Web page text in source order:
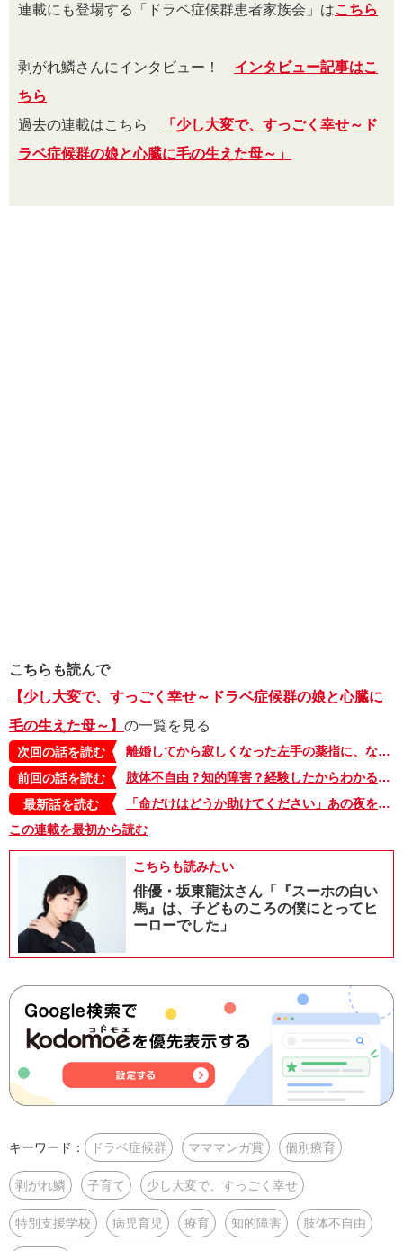
連載にも登場する「ドラベ症候群患者家族会」はこちら
剥がれ鱗さんにインタビュー！
インタビュー記事はこ
ちら
過去の連載はこちら
「少し大変で、すっごく幸せ～ド
ラベ症候群の娘と心臓に毛の生えた母～」
こちらも読んで
【少し大変で、すっごく幸せ～ドラベ症候群の娘と心臓に
毛の生えた母～】 の一覧を見る
次回の話を読む
離婚してから寂しくなった左手の薬指に、なんだか猛烈に指輪が欲しい！【少し大変で、すっごく幸せ～ドラベ症候群の娘と心臓に毛の生えた母～・35】
前回の話を読む
肢体不自由？知的障害？経験したからわかる「療育の選び方」（前編）【少し大変で、すっごく幸せ～ドラベ症候群の娘と心臓に毛の生えた母～・33】
最新話を読む
「命だけはどうか助けてください」あの夜を境に、私たちはあまりに多くを失った【少し大変で、すっごく幸せ～ドラベ症候群の娘と心臓に毛の生えた母～・54】
この連載を最初から読む
こちらも読みたい
俳優・坂東龍汰さん「『スーホの白い
馬』は、子どものころの僕にとってヒ
ーローでした」
キーワード： ドラベ症候群 マママンガ賞 個別療育
剥がれ鱗 子育て 少し大変で、すっごく幸せ
特別支援学校 病児育児 療育 知的障害 肢体不自由